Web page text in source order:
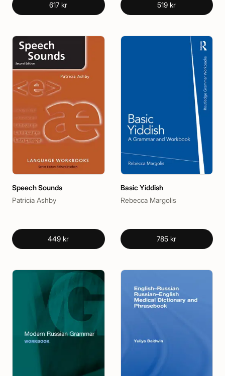
617 kr 519 kr
Speech Sounds
Patricia Ashby
449 kr
Basic Yiddish
Rebecca Margolis
785 kr